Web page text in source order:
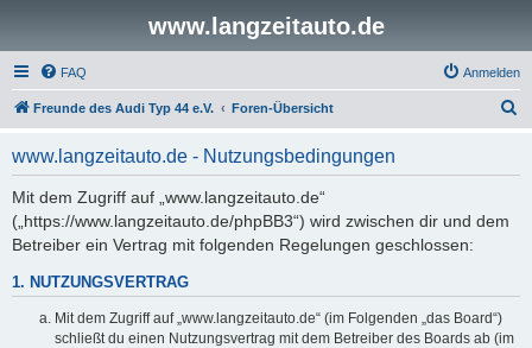
www.langzeitauto.de
FAQ Anmelden
Freunde des Audi Typ 44 e.V. Foren-Übersicht
www.langzeitauto.de - Nutzungsbedingungen
Mit dem Zugriff auf „www.langzeitauto.de“
(„https://www.langzeitauto.de/phpBB3“) wird zwischen dir und dem
Betreiber ein Vertrag mit folgenden Regelungen geschlossen:
1. NUTZUNGSVERTRAG
Mit dem Zugriff auf „www.langzeitauto.de“ (im Folgenden „das Board“)
schließt du einen Nutzungsvertrag mit dem Betreiber des Boards ab (im